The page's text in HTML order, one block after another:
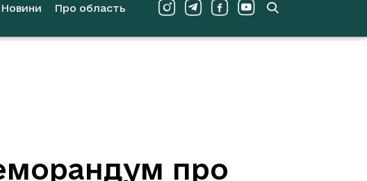
Новини Про область
про